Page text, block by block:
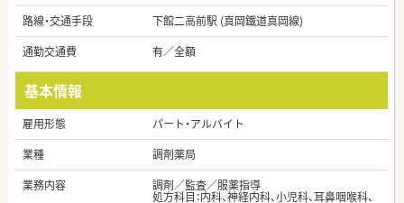
路線・交通手段
下館二高前駅 (真岡鐵道真岡線)
通勤交通費
有／全額
基本情報
雇用形態
パート・アルバイト
業種
調剤薬局
業務内容
調剤／監査／服薬指導
処方科目：内科、神経内科、小児科、耳鼻咽喉科、